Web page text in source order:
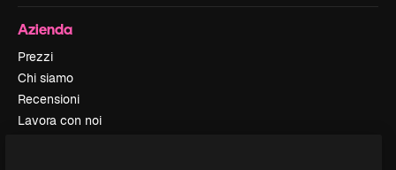
Azienda
Prezzi
Chi siamo
Recensioni
Lavora con noi